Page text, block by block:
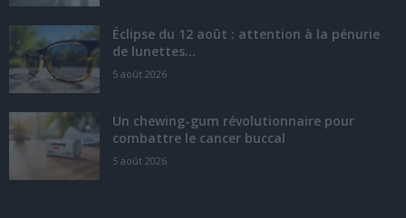
Éclipse du 12 août : attention à la pénurie
de lunettes...
5 août 2026
Un chewing-gum révolutionnaire pour
combattre le cancer buccal
5 août 2026